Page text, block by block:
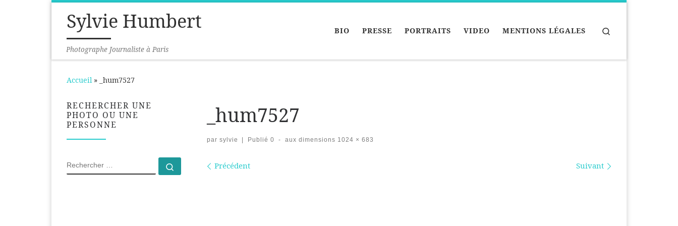
Passer au contenuSylvie Humbert
Photographe Journaliste à Paris
BIO PRESSE PORTRAITS VIDEO MENTIONS LÉGALES
Accueil » _hum7527
_hum7527
par sylvie Publié0 - aux dimensions 1024 × 683
Navigation des images
Précédent Suivant
RECHERCHER UNE
PHOTO OU UNE
PERSONNE
RECHERCHER Rechercher …